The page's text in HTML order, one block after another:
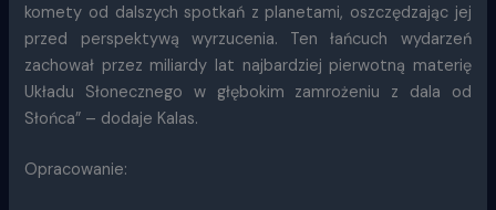
komety od dalszych spotkań z planetami, oszczędzając jej
przed perspektywą wyrzucenia. Ten łańcuch wydarzeń
zachował przez miliardy lat najbardziej pierwotną materię
Układu Słonecznego w głębokim zamrożeniu z dala od
Słońca” – dodaje Kalas.
Opracowanie: